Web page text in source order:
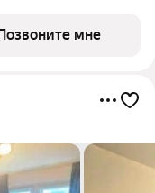
ПСК: 18,32-21,9%.
мне